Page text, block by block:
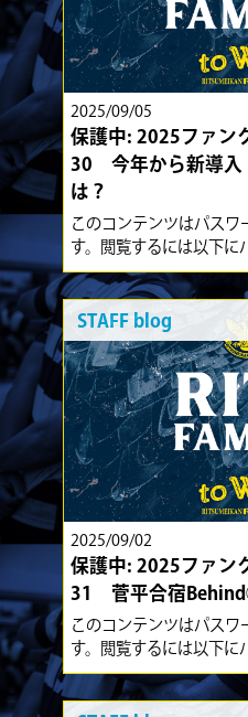
2025/09/05
保護中: 2025ファン
30 今年から新導入
は？
このコンテンツはパスワ
す。閲覧するには以下に
STAFF blog
2025/09/02
保護中: 2025ファン
31 菅平合宿
このコンテンツはパスワ
す。閲覧するには以下に